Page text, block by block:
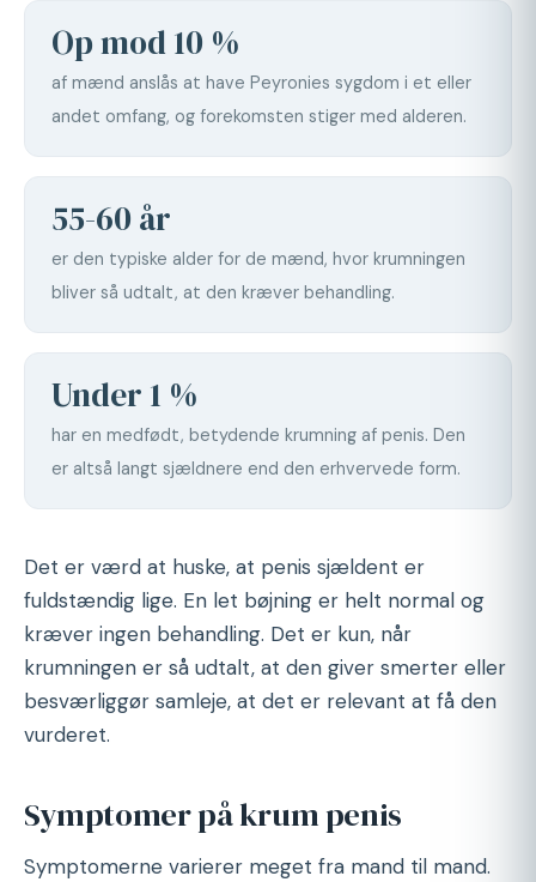
Op mod 10 %
af mænd anslås at have Peyronies sygdom i et eller
andet omfang, og forekomsten stiger med alderen.
55-60 år
er den typiske alder for de mænd, hvor krumningen
bliver så udtalt, at den kræver behandling.
Under 1 %
har en medfødt, betydende krumning af penis. Den
er altså langt sjældnere end den erhvervede form.
Det er værd at huske, at penis sjældent er
fuldstændig lige. En let bøjning er helt normal og
kræver ingen behandling. Det er kun, når
krumningen er så udtalt, at den giver smerter eller
besværliggør samleje, at det er relevant at få den
vurderet.
Symptomer på krum penis
Symptomerne varierer meget fra mand til mand.